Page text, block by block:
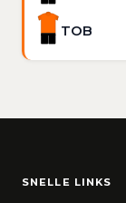
TOB
SNELLE LINKS